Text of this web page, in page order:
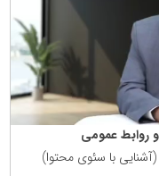
روابط عمومی
با سئوی محتوا)